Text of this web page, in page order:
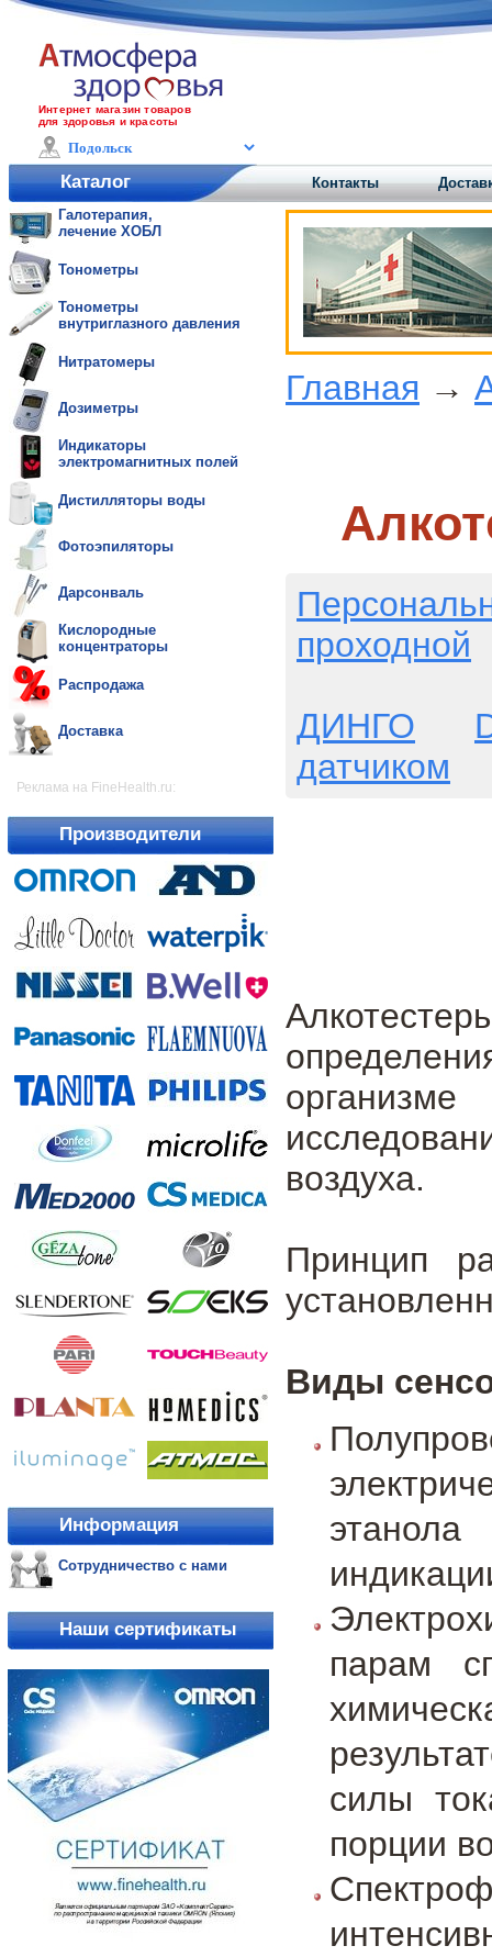
Интернет магазин товаров
для здоровья и красоты
Каталог Контакты
Галотерапия,
лечение ХОБЛ
Тонометры
Тонометры
внутриглазного давления
Нитратомеры
Дозиметры
Индикаторы
электромагнитных полей
Дистилляторы воды
Фотоэпиляторы
Дарсонваль
Кислородные
концентраторы
Распродажа
Доставка
Реклама на FineHealth.ru:
Производители
Информация
Сотрудничество с нами
Наши сертификаты
Главная →
проходной
ДИНГО
датчиком
воздуха.
Принцип
Виды
парам
силы
порции